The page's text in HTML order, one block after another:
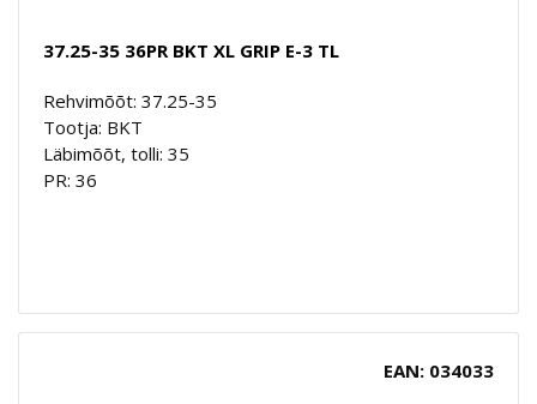
37.25-35 36PR BKT XL GRIP E-3 TL
Rehvimõõt: 37.25-35
Tootja: BKT
Läbimõõt, tolli: 35
PR: 36
EAN: 034033